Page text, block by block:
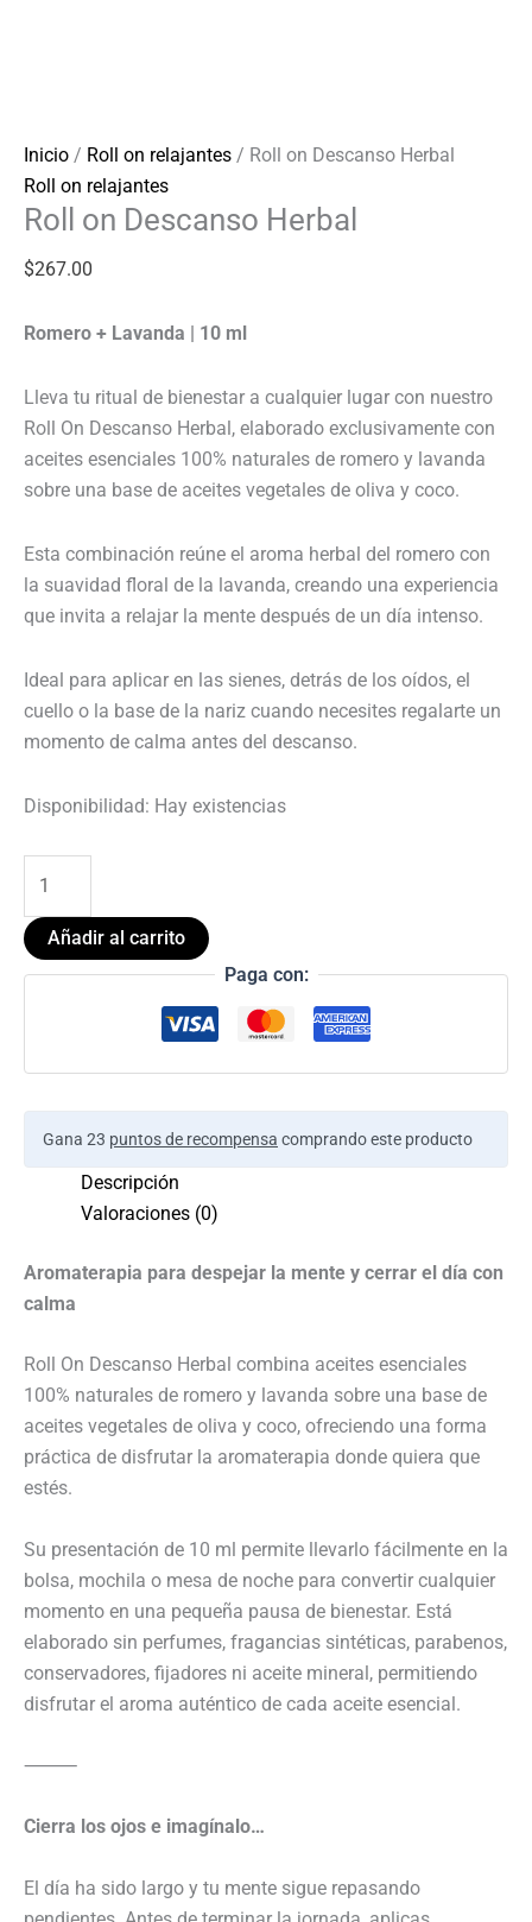
Inicio / Roll on relajantes / Roll on Descanso Herbal
Roll on relajantes
Roll on Descanso Herbal
$267.00
Romero + Lavanda | 10 ml
Lleva tu ritual de bienestar a cualquier lugar con nuestro
Roll On Descanso Herbal, elaborado exclusivamente con
aceites esenciales 100% naturales de romero y lavanda
sobre una base de aceites vegetales de oliva y coco.
Esta combinación reúne el aroma herbal del romero con
la suavidad floral de la lavanda, creando una experiencia
que invita a relajar la mente después de un día intenso.
Ideal para aplicar en las sienes, detrás de los oídos, el
cuello o la base de la nariz cuando necesites regalarte un
momento de calma antes del descanso.
Disponibilidad: Hay existencias
Añadir al carrito
Paga con:
Gana 23 puntos de recompensa comprando este producto
Descripción
Valoraciones (0)
Aromaterapia para despejar la mente y cerrar el día con
calma
Roll On Descanso Herbal combina aceites esenciales
100% naturales de romero y lavanda sobre una base de
aceites vegetales de oliva y coco, ofreciendo una forma
práctica de disfrutar la aromaterapia donde quiera que
estés.
Su presentación de 10 ml permite llevarlo fácilmente en la
bolsa, mochila o mesa de noche para convertir cualquier
momento en una pequeña pausa de bienestar. Está
elaborado sin perfumes, fragancias sintéticas, parabenos,
conservadores, fijadores ni aceite mineral, permitiendo
disfrutar el aroma auténtico de cada aceite esencial.
⸻
Cierra los ojos e imagínalo…
El día ha sido largo y tu mente sigue repasando